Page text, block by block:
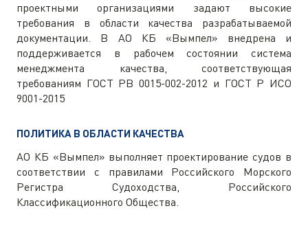
проектными организациями задают высокие
требования в области качества разрабатываемой
документации. В АО КБ «Вымпел» внедрена и
поддерживается в рабочем состоянии система
менеджмента качества, соответствующая
требованиям ГОСТ РВ 0015-002-2012 и ГОСТ Р ИСО
9001-2015
ПОЛИТИКА В ОБЛАСТИ КАЧЕСТВА
АО КБ «Вымпел» выполняет проектирование судов в
соответствии с правилами Российского Морского
Регистра Судоходства, Российского
Классификационного Общества.